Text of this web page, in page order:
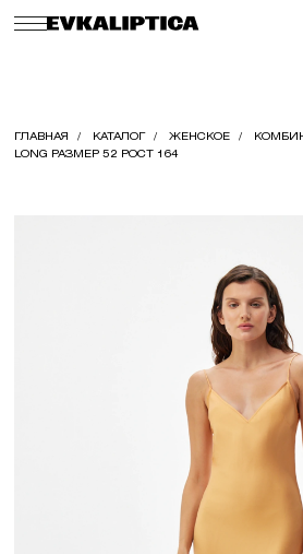
ГЛАВНАЯ КАТАЛОГ ЖЕНСКОЕ
LONG РАЗМЕР 52 РОСТ 164